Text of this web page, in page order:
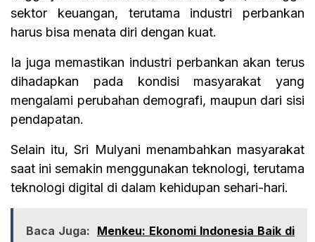
sektor keuangan, terutama industri perbankan
harus bisa menata diri dengan kuat.
Ia juga memastikan industri perbankan akan terus
dihadapkan pada kondisi masyarakat yang
mengalami perubahan demografi, maupun dari sisi
pendapatan.
Selain itu, Sri Mulyani menambahkan masyarakat
saat ini semakin menggunakan teknologi, terutama
teknologi digital di dalam kehidupan sehari-hari.
Baca Juga: Menkeu: Ekonomi Indonesia Baik di